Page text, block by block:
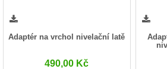
Adaptér na vrchol nivelační latě
490,00 Kč